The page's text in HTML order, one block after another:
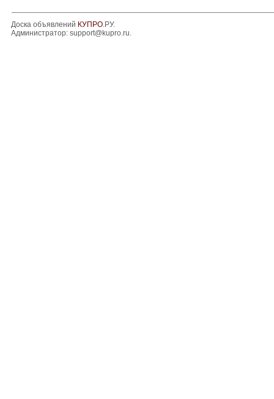
Доска объявлений КУПРО.РУ.
Администратор: support@kupro.ru.